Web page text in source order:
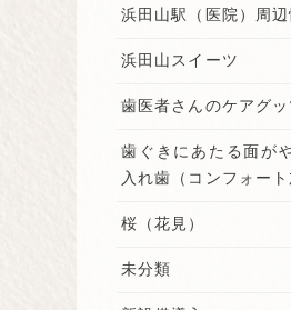
浜田山駅（医院）周辺
浜田山スイーツ
歯医者さんのケアグッ
歯ぐきにあたる面が
入れ歯（コンフォート
桜（花見）
未分類